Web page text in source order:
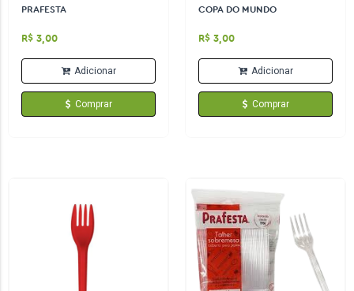
PRAFESTA
R$ 3,00
Adicionar
Comprar
COPA DO MUNDO
R$ 3,00
Adicionar
Comprar